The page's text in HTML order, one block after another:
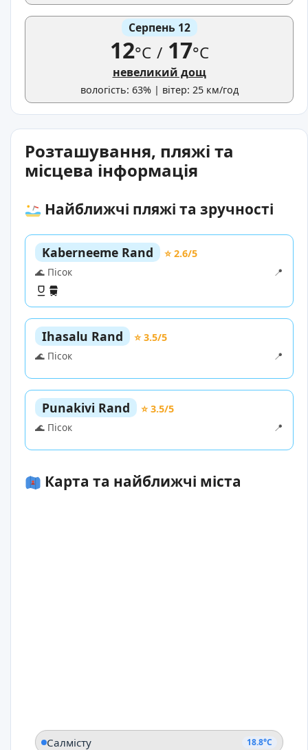
Серпень 12
12°C /17°C
невеликий дощ
вологість: 63% | вітер: 25 км/год
Розташування, пляжі та
місцева інформація
Найближчі пляжі та зручності
Kaberneeme Rand
⭐ 2.6/5
🌊 Пісок
📍
Ihasalu Rand
⭐ 3.5/5
🌊 Пісок
📍
Punakivi Rand
⭐ 3.5/5
🌊 Пісок
📍
Карта та найближчі міста
Салмісту 18.8°C